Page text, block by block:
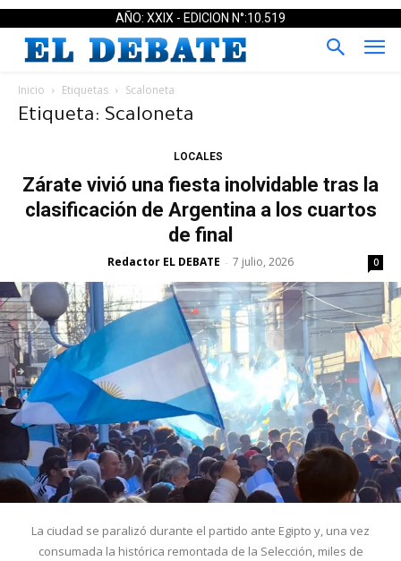
AÑO: XXIX - EDICION N°:10.519
Inicio Etiquetas Scaloneta
Etiqueta: Scaloneta
LOCALES
Zárate vivió una fiesta inolvidable tras la
clasificación de Argentina a los cuartos
de final
Redactor EL DEBATE - 7 julio, 2026 0
La ciudad se paralizó durante el partido ante Egipto y, una vez
consumada la histórica remontada de la Selección, miles de